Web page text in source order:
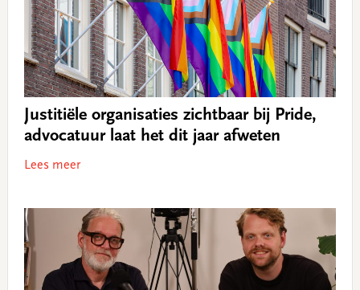
Justitiële organisaties zichtbaar bij Pride,
advocatuur laat het dit jaar afweten
Lees meer